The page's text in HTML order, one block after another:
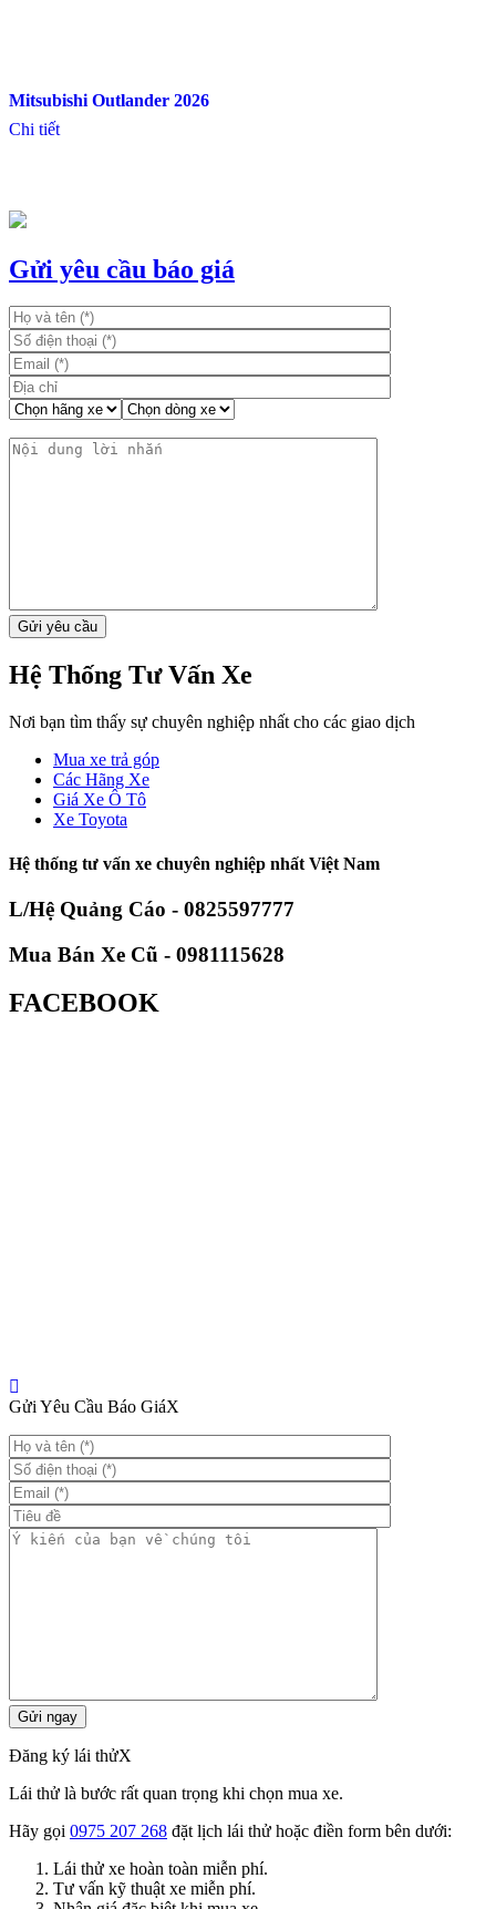
Mitsubishi Outlander 2026
Chi tiết
Gửi yêu cầu báo giá
Hệ Thống Tư Vấn Xe
Nơi bạn tìm thấy sự chuyên nghiệp nhất cho các giao dịch
Mua xe trả góp
Các Hãng Xe
Giá Xe Ô Tô
Xe Toyota
Hệ thống tư vấn xe chuyên nghiệp nhất Việt Nam
L/Hệ Quảng Cáo - 0825597777
Mua Bán Xe Cũ - 0981115628
FACEBOOK
Gửi Yêu Cầu Báo GiáX
Đăng ký lái thửX
Lái thử là bước rất quan trọng khi chọn mua xe.
Hãy gọi 0975 207 268 đặt lịch lái thử hoặc điền form bên dưới:
Lái thử xe hoàn toàn miễn phí.
Tư vấn kỹ thuật xe miễn phí.